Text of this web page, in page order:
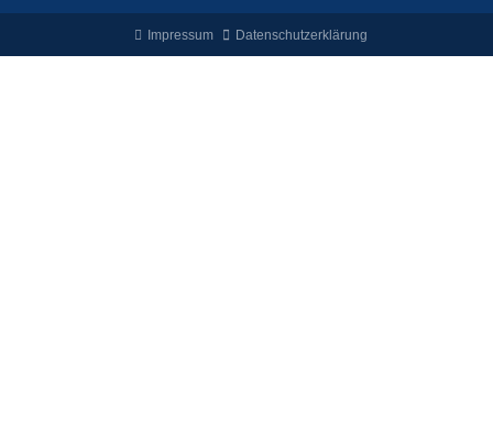
Impressum Datenschutzerklärung